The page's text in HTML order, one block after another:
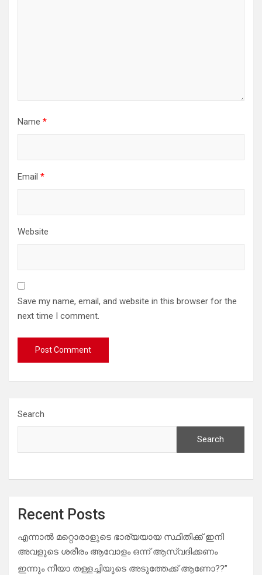
Name *
Email *
Website
Save my name, email, and website in this browser for the
next time I comment.
Search
Search
Recent Posts
എന്നാൽ മറ്റൊരാളുടെ ഭാര്യയായ സ്ഥിതിക്ക് ഇനി
അവളുടെ ശരീരം ആവോളം ഒന്ന് ആസ്വദിക്കണം
ഇന്നും നീയാ തള്ളച്ചിയുടെ അടുത്തേക്ക് ആണോ??”